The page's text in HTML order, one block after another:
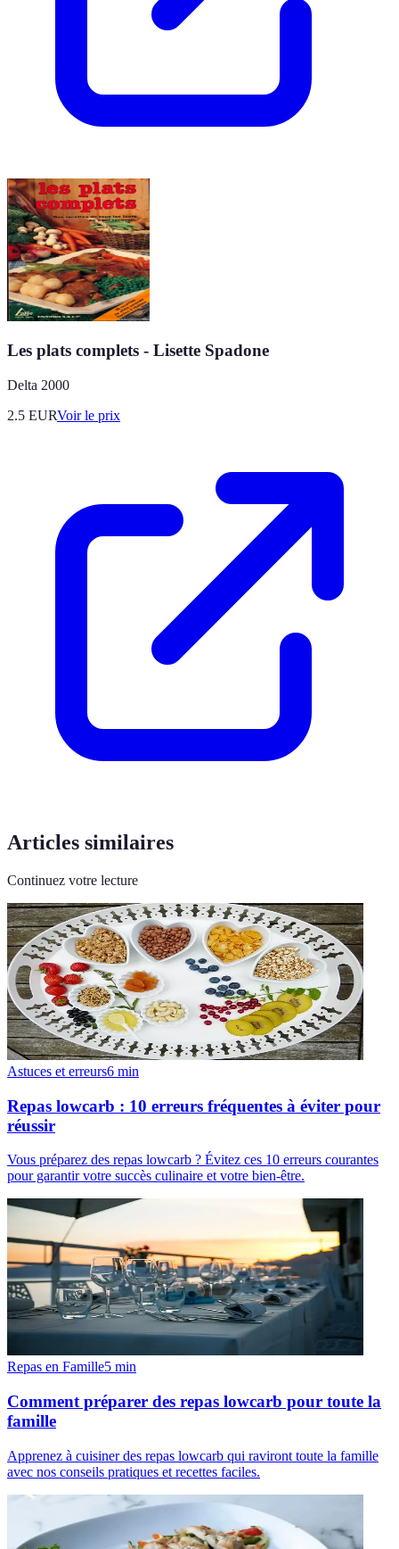
Les plats complets - Lisette Spadone
Delta 2000
2.5 EURVoir le prix
Articles similaires
Continuez votre lecture
Astuces et erreurs6 min
Repas lowcarb : 10 erreurs fréquentes à éviter pour
réussir
Vous préparez des repas lowcarb ? Évitez ces 10 erreurs courantes
pour garantir votre succès culinaire et votre bien-être.
Repas en Famille5 min
Comment préparer des repas lowcarb pour toute la
famille
Apprenez à cuisiner des repas lowcarb qui raviront toute la famille
avec nos conseils pratiques et recettes faciles.